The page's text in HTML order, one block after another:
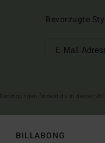
Bevorzugte
BILLABONG